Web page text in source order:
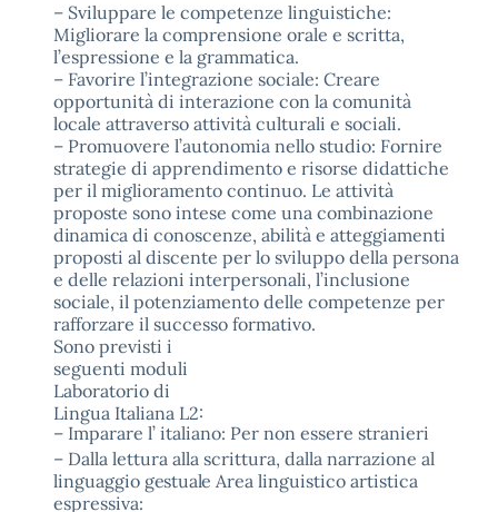
– Sviluppare le competenze linguistiche:
Migliorare la comprensione orale e scritta,
l’espressione e la grammatica.
– Favorire l’integrazione sociale: Creare
opportunità di interazione con la comunità
locale attraverso attività culturali e sociali.
– Promuovere l’autonomia nello studio: Fornire
strategie di apprendimento e risorse didattiche
per il miglioramento continuo. Le attività
proposte sono intese come una combinazione
dinamicadi conoscenze, abilità e atteggiamenti
proposti al discente per lo sviluppo della persona
e delle relazioni interpersonali, l’inclusione
sociale, il potenziamento delle competenze per
rafforzare il successo formativo.
Sono previsti i
seguenti moduli
Laboratorio di
Lingua Italiana L2:
– Imparare l’ italiano: Per non essere stranieri
– Dalla lettura alla scrittura, dalla narrazione al
linguaggio gestuale Area linguistico artistica
espressiva: